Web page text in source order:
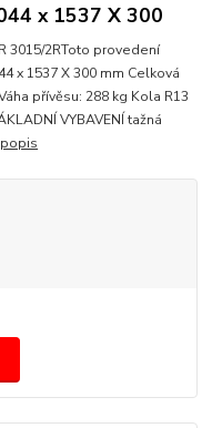
x 1537 X 300
3015/2RToto provedení
x 1537 X 300 mm Celková
přívěsu: 288 kg Kola R13
VYBAVENÍ tažná